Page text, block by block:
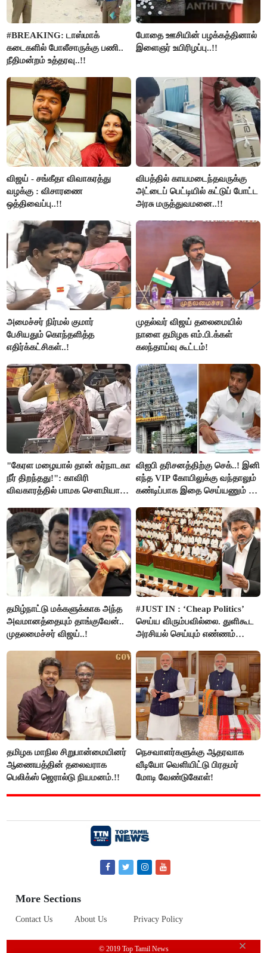
#BREAKING: டாஸ்மாக்
கடைகளில் போலீசாருக்கு பணி..
நீதிமன்றம் உத்தரவு..!!
போதை ஊசியின் பழக்கத்தினால்
இளைஞர் உயிரிழப்பு..!!
விஜய் - சங்கீதா விவாகரத்து
வழக்கு : விசாரணை
ஒத்திவைப்பு..!!
விபத்தில் காயமடைந்தவருக்கு
அட்டைப் பெட்டியில் கட்டுப் போட்ட
அரசு மருத்துவமனை..!!
அமைச்சர் நிர்மல் குமார்
பேசியதும் கொந்தளித்த
எதிர்க்கட்சிகள்..!
முதல்வர் விஜய் தலைமையில்
நாளை தமிழக எம்.பி.க்கள்
கலந்தாய்வு கூட்டம்!
"கேரள மழையால் தான் கர்நாடகா
நீர் திறந்தது!": காவிரி
விவகாரத்தில் பாமக சௌமியா
விஐபி தரிசனத்திற்கு செக்..! இனி
எந்த VIP கோயிலுக்கு வந்தாலும்
கண்டிப்பாக இதை செய்யணும் -
தமிழ்நாட்டு மக்களுக்காக அந்த
அவமானத்தையும் தாங்குவேன்..
முதலமைச்சர் விஜய்..!
#JUST IN : ‘Cheap Politics’
செய்ய விரும்பவில்லை. துளிகூட
அரசியல் செய்யும் எண்ணம்
விஜய் பதில்!
தமிழக மாநில சிறுபான்மையினர்
ஆணையத்தின் தலைவராக
பெலிக்ஸ் ஜெரால்டு நியமனம்.!!
நெசவாளர்களுக்கு ஆதரவாக
வீடியோ வெளியிட்டு பிரதமர்
மோடி வேண்டுகோள்!
More Sections
Contact Us About Us Privacy Policy
© 2019 Top Tamil News